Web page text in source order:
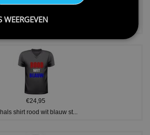
€24,95
shirt rood wit blauw st...
WEERGEVEN